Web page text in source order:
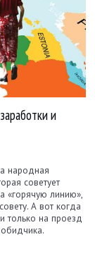
и
народная
советует
«горячую линию»,
А вот когда
только на проезд